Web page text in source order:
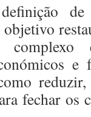
fechar os